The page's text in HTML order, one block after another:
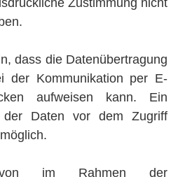
Zustimmung nicht
dass die Datenübertragung
der Kommunikation per E-
aufweisen kann. Ein
der Daten vor dem Zugriff
im Rahmen der